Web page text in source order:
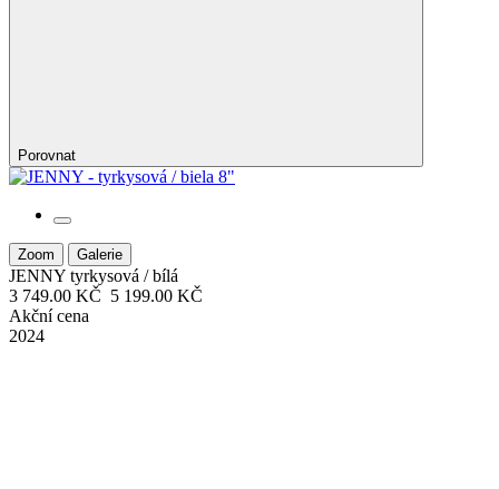
Porovnat
Zoom Galerie
JENNY tyrkysová / bílá
3 749.00 KČ 5 199.00 KČ
Akční cena
2024